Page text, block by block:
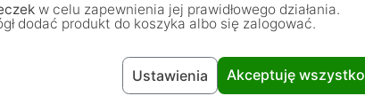
w celu zapewnienia jej prawidłowego działania.
dodać produkt do koszyka albo się zalogować.
Ustawienia Akceptuję wszystko